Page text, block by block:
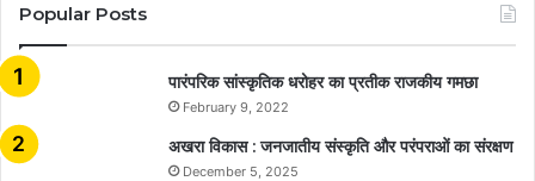
Popular Posts
​​​​​​​पारंपरिक सांस्कृतिक धरोहर का प्रतीक राजकीय गमछा
February 9, 2022
अखरा विकास : जनजातीय संस्कृति और परंपराओं का संरक्षण
December 5, 2025